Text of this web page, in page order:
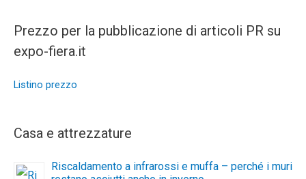
Prezzo per la pubblicazione di articoli PR su
expo-fiera.it
Listino prezzo
Casa e attrezzature
Riscaldamento a infrarossi e muffa – perché i muri